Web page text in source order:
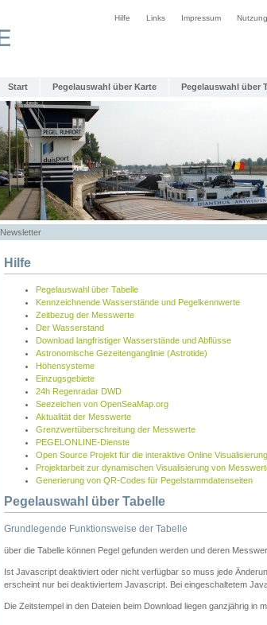
Hilfe Links Impressum
Start Pegelauswahl über Karte Pegelauswahl über
Newsletter
Hilfe
Pegelauswahl über Tabelle
Kennzeichnende Wasserstände und Pegelkennwerte
Zeitbezug der Messwerte
Der Wasserstand
Download langfristiger Wasserstände und Abflüsse
Astronomische Gezeitenganglinie (Astrotide)
Höhensysteme
Einzugsgebiete
24h Regenradar DWD
Seezeichen von OpenSeaMap.org
Aktualität der Messwerte
Grenzwertüberschreitung der Messwerte
PEGELONLINE-Dienste
Open Source Projekt für die interaktive Online Visualisierung
Projektarbeit zur dynamischen Visualisierung von
Generierung von QR-Codes für Pegelstammdatenseiten
Pegelauswahl über Tabelle
Grundlegende Funktionsweise der Tabelle
über die Tabelle können Pegel gefunden werden und deren
Ist Javascript deaktiviert oder nicht verfügbar so muss jede
erscheint nur bei deaktiviertem Javascript. Bei eingeschaltetem
Die Zeitstempel in den Dateien beim Download liegen ganzjährig in